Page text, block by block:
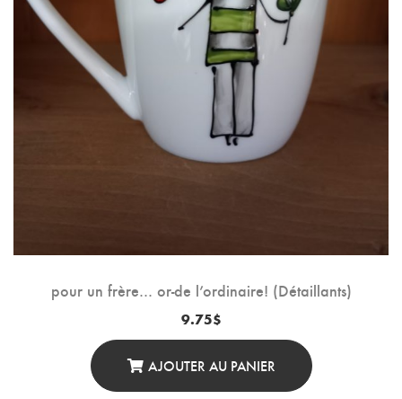
pour un frère… or-de l’ordinaire! (Détaillants)
9.75$
AJOUTER AU PANIER